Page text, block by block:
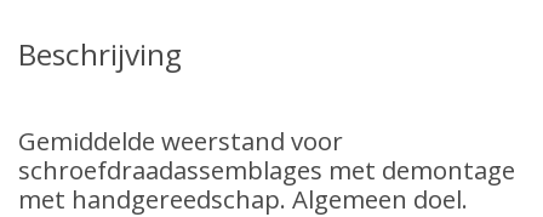
Beschrijving
Gemiddelde weerstand voor
schroefdraadassemblages met demontage
met handgereedschap. Algemeen doel.